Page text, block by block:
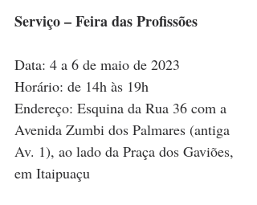
Serviço – Feira das Profissões
Data: 4 a 6 de maio de 2023
Horário: de 14h às 19h
Endereço: Esquina da Rua 36 com a
Avenida Zumbi dos Palmares (antiga
Av. 1), ao lado da Praça dos Gaviões,
em Itaipuaçu